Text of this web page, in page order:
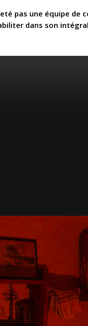
pas une équipe de
dans son